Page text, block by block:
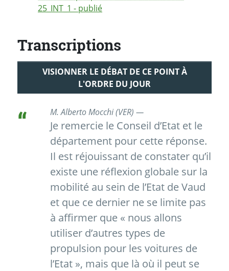
25_INT_1 - publié
Transcriptions
VISIONNER LE DÉBAT DE CE POINT À
L'ORDRE DU JOUR
M. Alberto Mocchi (VER) —
Je remercie le Conseil d’Etat et le
département pour cette réponse.
Il est réjouissant de constater qu’il
existe une réflexion globale sur la
mobilité au sein de l’Etat de Vaud
et que ce dernier ne se limite pas
à affirmer que « nous allons
utiliser d’autres types de
propulsion pour les voitures de
l’Etat », mais que là où il peut se